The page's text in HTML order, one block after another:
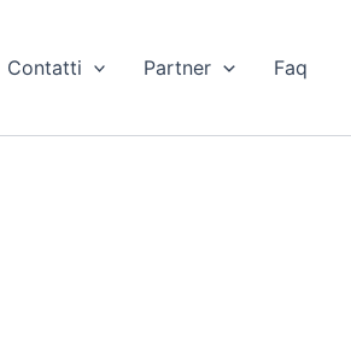
Contatti Partner Faq